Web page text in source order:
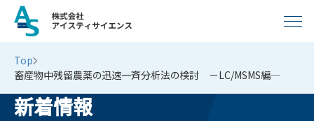
Top
畜産物中残留農薬の迅速一斉分析法の検討 －LC/MSMS編―
新着情報